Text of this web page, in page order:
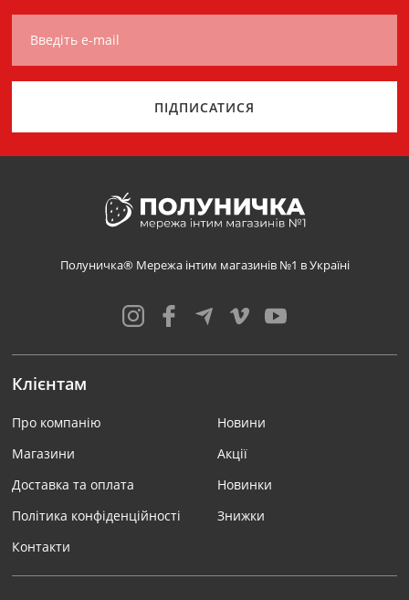
Введіть e-mail
ПІДПИСАТИСЯ
Полуничка® Мережа інтим магазинів №1 в Україні
Клієнтам
Про компанію
Магазини
Доставка та оплата
Політика конфіденційності
Контакти
Новини
Акції
Новинки
Знижки